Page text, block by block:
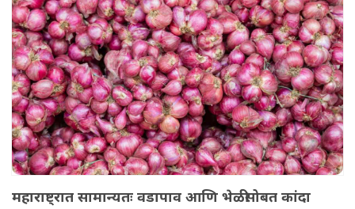
महाराष्ट्रात सामान्यतः वडापाव आणि भेळीसोबत कांदा